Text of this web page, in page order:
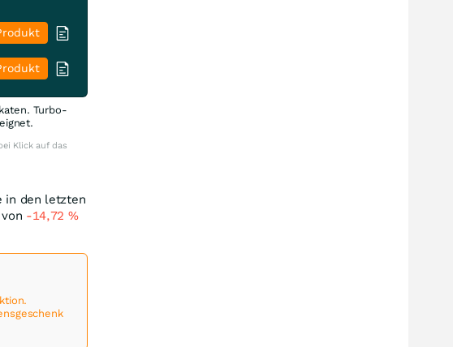
Turbo-
Klick auf das
in den letzten
-14,72 %